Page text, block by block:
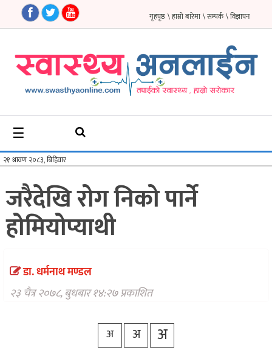
गृहपृष्ठ
समाचार
फिचर
अन्तर्वार्ता
विचार
ब्लग
वैकल्पिक
चिकित्सा
\ विज्ञापन
\ सम्पर्क
\ हाम्रो बारेमा
गृहपृष्ठ
☰
जरैदेखि रोग निको पार्ने
होमियोप्याथी
डा. धर्मनाथ मण्डल
२३ चैत्र २०७८, बुधबार १४:२७ प्रकाशित
अ अ अ